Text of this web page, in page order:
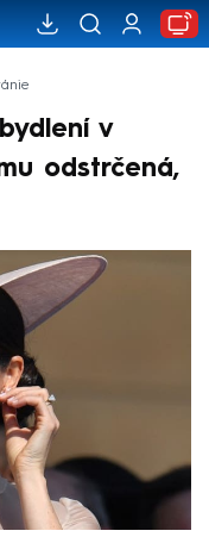
v
odstrčená,